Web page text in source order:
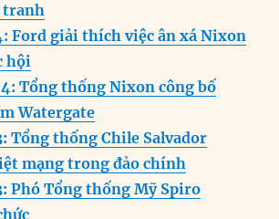
tranh
Ford giải thích việc ân xá Nixon
hội
Tổng thống Nixon công bố
Watergate
Tổng thống Chile Salvador
mạng trong đảo chính
Phó Tổng thống Mỹ Spiro